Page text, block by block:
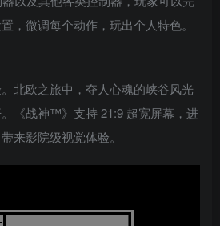
，微调每个动作，玩出个人特色。
北欧之旅中，夺人心魂的峡谷风光
《战神™》支持 21:9 超宽屏幕，进
来影院级视觉体验。